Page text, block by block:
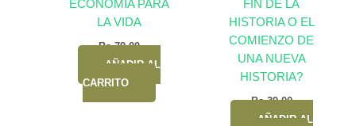
ECONOMIA PARA
LA VIDA
Bs.79,00
AÑADIR AL
CARRITO
FIN DE LA
HISTORIA O EL
COMIENZO DE
UNA NUEVA
HISTORIA?
Bs.39,00
AÑADIR AL